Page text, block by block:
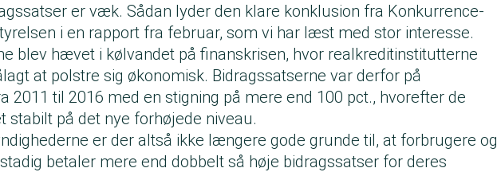
er væk. Sådan lyder den klare konklusion fra Konkurrence-
i en rapport fra februar, som vi har læst med stor interesse.
blev hævet i kølvandet på finanskrisen, hvor realkreditinstitutterne
at polstre sig økonomisk. Bidragssatserne var derfor på
2011 til 2016 med en stigning på mere end 100 pct., hvorefter de
stabilt på det nye forhøjede niveau.
er der altså ikke længere gode grunde til, at forbrugere og
betaler mere end dobbelt så høje bidragssatser for deres